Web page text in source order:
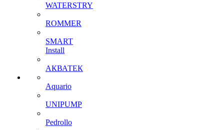
WATERSTRY
ROMMER
SMART
Install
АКВАТЕК
Aquario
UNIPUMP
Pedrollo